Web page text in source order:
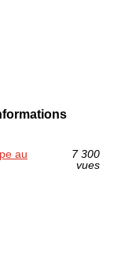
au
7 300
vues